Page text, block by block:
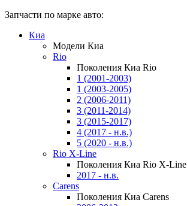
Запчасти по марке авто:
Киа
Модели Киа
Rio
Поколения Киа Rio
1 (2001-2003)
1 (2003-2005)
2 (2006-2011)
3 (2011-2014)
3 (2015-2017)
4 (2017 - н.в.)
5 (2020 - н.в.)
Rio X-Line
Поколения Киа Rio X-Line
2017 - н.в.
Carens
Поколения Киа Carens